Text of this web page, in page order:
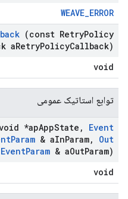
WEAVE_ERROR
(const RetryPolicy
aRetryPolicyCallback)
void
توابع استاتیک عمومی
*apAppState ,
Event
Param & aInParam,
Out
EventParam & aOutParam)
void